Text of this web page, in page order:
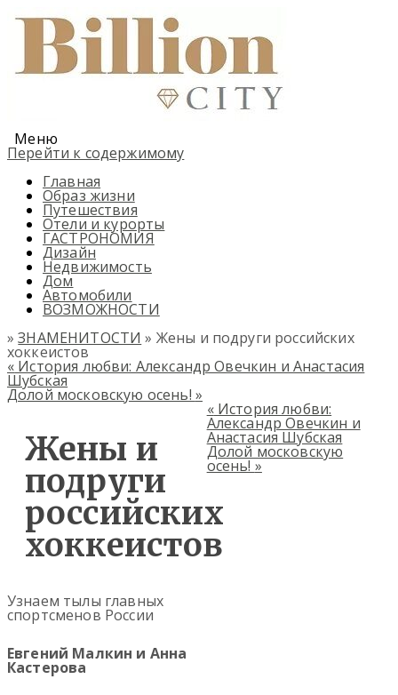
Меню
Перейти к содержимому
Главная
Образ жизни
Путешествия
Отели и курорты
ГАСТРОНОМИЯ
Дизайн
Недвижимость
Дом
Автомобили
ВОЗМОЖНОСТИ
»ЗНАМЕНИТОСТИ » Жены и подруги российских
хоккеистов
« История любви: Александр Овечкин и Анастасия
Шубская
Долой московскую осень! »
Жены и
подруги
российских
хоккеистов
Узнаем тылы главных
спортсменов России
Евгений Малкин и Анна
Кастерова
«История любви:
Александр Овечкин и
Анастасия Шубская
Долой московскую
осень! »